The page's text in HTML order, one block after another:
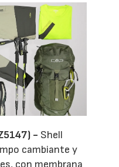
- Shell
cambiante y
con membrana